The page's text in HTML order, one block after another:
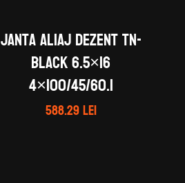
Janta aliaj DEZENT TN-
black 6.5×16
4×100/45/60.1
588.29lei